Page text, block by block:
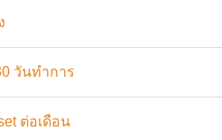
วันทำการ
ต่อเดือน